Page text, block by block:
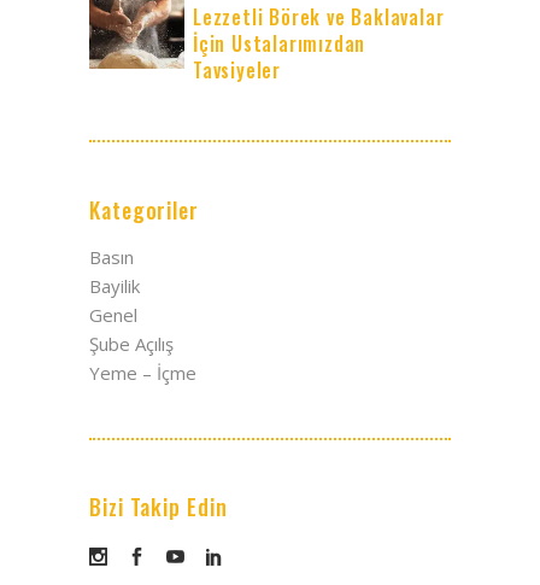
Lezzetli Börek ve Baklavalar
İçin Ustalarımızdan
Tavsiyeler
Kategoriler
Basın
Bayilik
Genel
Şube Açılış
Yeme – İçme
Bizi Takip Edin